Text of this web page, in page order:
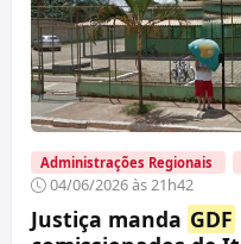
Administrações Regionais
04/06/2026 às 21h42
Justiça manda GDF